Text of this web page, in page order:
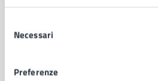
delNecessari
Preferenze
Municipalità
Uffici
Politici